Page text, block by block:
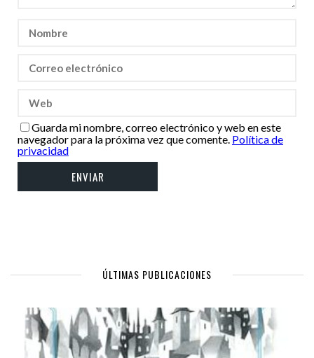
Guarda mi nombre, correo electrónico y web en este
navegador para la próxima vez que comente. Política de
privacidad
ÚLTIMAS PUBLICACIONES